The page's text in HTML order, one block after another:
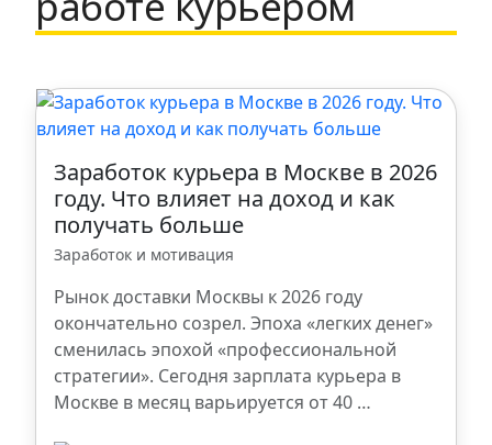
Санкт-Петербург
Казань
Ростов-на-Дону
Ступино
Ульяновск
Ханты-Мансийск
Заработок курьера в Москве в 2026
году. Что влияет на доход и как
получать больше
Заработок и мотивация
Рынок доставки Москвы к 2026 году
окончательно созрел. Эпоха «легких денег»
сменилась эпохой «профессиональной
стратегии». Сегодня зарплата курьера в
Москве в месяц варьируется от 40 …